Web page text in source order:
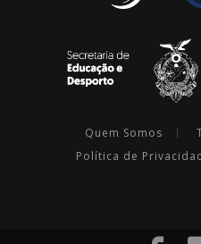
Quem Somos
Política de